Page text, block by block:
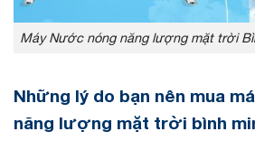
Máy Nước nóng năng lượng mặt trời
Những lý do bạn nên mua
năng lượng mặt trời bình